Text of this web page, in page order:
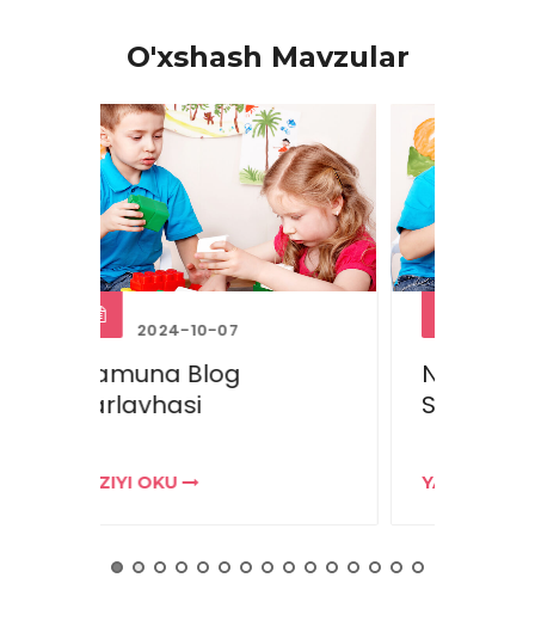
O'xshash Mavzular
2024-10-07
Namuna Blog
Sarlavhasi
YAZIYI OKU